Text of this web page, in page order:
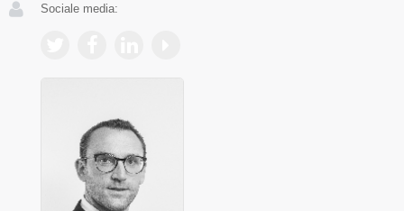
Sociale media: